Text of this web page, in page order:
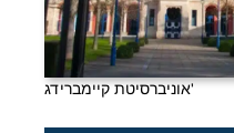
אוניברסיטת קיימברידג'